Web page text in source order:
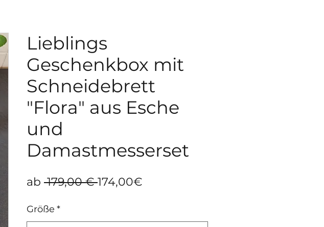
Lieblings
Geschenkbox mit
Schneidebrett
"Flora" aus Esche
und
Damastmesserset
ab 179,00 € Standardpreis
174,00€
Größe *